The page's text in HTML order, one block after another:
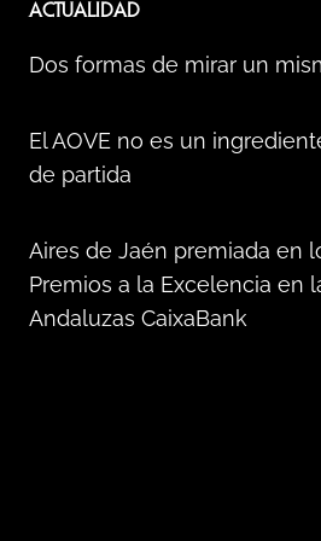
ACTUALIDAD
Dos formas de mirar un
El AOVE no es un
de partida
Aires de Jaén premiada en
Premios a la Excelencia en
Andaluzas CaixaBank